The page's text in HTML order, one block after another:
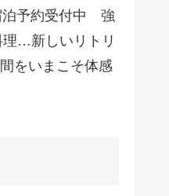
泊予約受付中 強
…新しいリトリ
をいまこそ体感